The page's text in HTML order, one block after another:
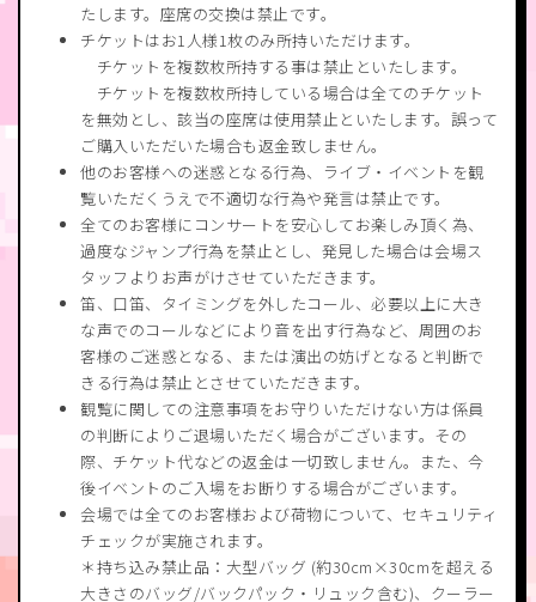
たします。座席の交換は禁止です。
チケットはお1人様1枚のみ所持いただけます。
チケットを複数枚所持する事は禁止といたします。
チケットを複数枚所持している場合は全てのチケット
を無効とし、該当の座席は使用禁止といたします。誤って
ご購入いただいた場合も返金致しません。
他のお客様への迷惑となる行為、ライブ・イベントを観
覧いただくうえで不適切な行為や発言は禁止です。
全てのお客様にコンサートを安心してお楽しみ頂く為、
過度なジャンプ行為を禁止とし、発見した場合は会場ス
タッフよりお声がけさせていただきます。
笛、口笛、タイミングを外したコール、必要以上に大き
な声でのコールなどにより音を出す行為など、周囲のお
客様のご迷惑となる、または演出の妨げとなると判断で
きる行為は禁止とさせていただきます。
観覧に関しての注意事項をお守りいただけない方は係員
の判断によりご退場いただく場合がございます。その
際、チケット代などの返金は一切致しません。また、今
後イベントのご入場をお断りする場合がございます。
会場では全てのお客様および荷物について、セキュリティ
チェックが実施されます。
＊持ち込み禁止品：大型バッグ (約30cm×30cmを超える
大きさのバッグ/バックパック・リュック含む)、クーラー